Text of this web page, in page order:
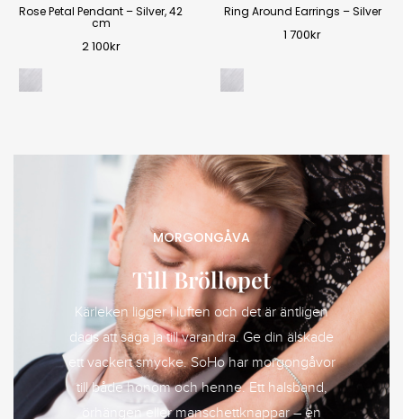
Rose Petal Pendant – Silver, 42
cm
2 100kr
Ring Around Earrings – Silver
1 700kr
MORGONGÅVA
Till Bröllopet
Kärleken ligger i luften och det är äntligen
dags att säga ja till varandra. Ge din älskade
ett vackert smycke. SoHo har morgongåvor
till både honom och henne. Ett halsband,
örhängen eller manschettknappar – en